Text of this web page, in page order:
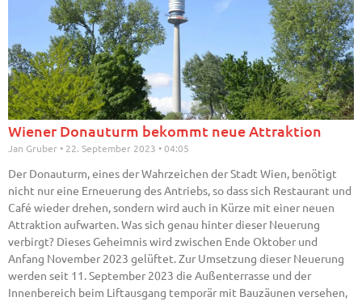
Wiener Donauturm bekommt neue Attraktion
Jan Gruber 22. September 2023 04:05
Der Donauturm, eines der Wahrzeichen der Stadt Wien, benötigt
nicht nur eine Erneuerung des Antriebs, so dass sich Restaurant und
Café wieder drehen, sondern wird auch in Kürze mit einer neuen
Attraktion aufwarten. Was sich genau hinter dieser Neuerung
verbirgt? Dieses Geheimnis wird zwischen Ende Oktober und
Anfang November 2023 gelüftet. Zur Umsetzung dieser Neuerung
werden seit 11. September 2023 die Außenterrasse und der
Innenbereich beim Liftausgang temporär mit Bauzäunen versehen,